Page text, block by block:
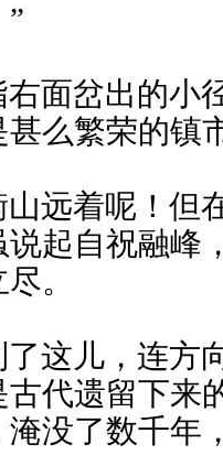
面岔出的小
甚么繁荣的镇
远着呢！但
起自祝融峰
。
这儿，连方
古代遗留下来
淹没了数千年